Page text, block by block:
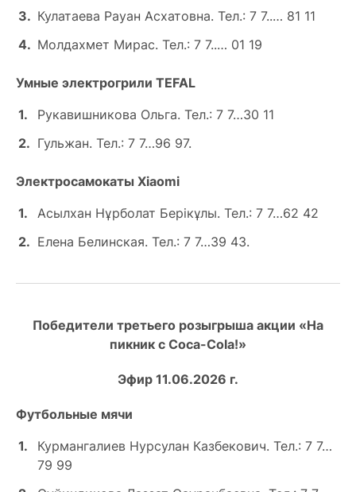
Кулатаева Рауан Асхатовна. Тел.: 7 7..… 81 11
Молдахмет Мирас. Тел.: 7 7..… 01 19
Умные электрогрили TEFAL
Рукавишникова Ольга. Тел.: 7 7…30 11
Гульжан. Тел.: 7 7…96 97.
Электросамокаты Xiaomi
Асылхан Нұрболат Берікұлы. Тел.: 7 7…62 42
Елена Белинская. Тел.: 7 7…39 43.
Победители третьего розыгрыша акции «На
пикник с Coca-Cola!»
Эфир 11.06.2026 г.
Футбольные мячи
Курмангалиев Нурсулан Казбекович. Тел.: 7 7…
79 99